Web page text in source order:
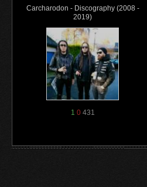
Carcharodon - Discography (2008 -
2019)
1 0431